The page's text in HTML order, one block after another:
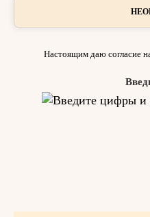
Настоящим даю согласие